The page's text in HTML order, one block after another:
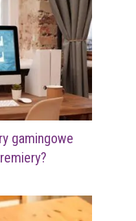
gamingowe